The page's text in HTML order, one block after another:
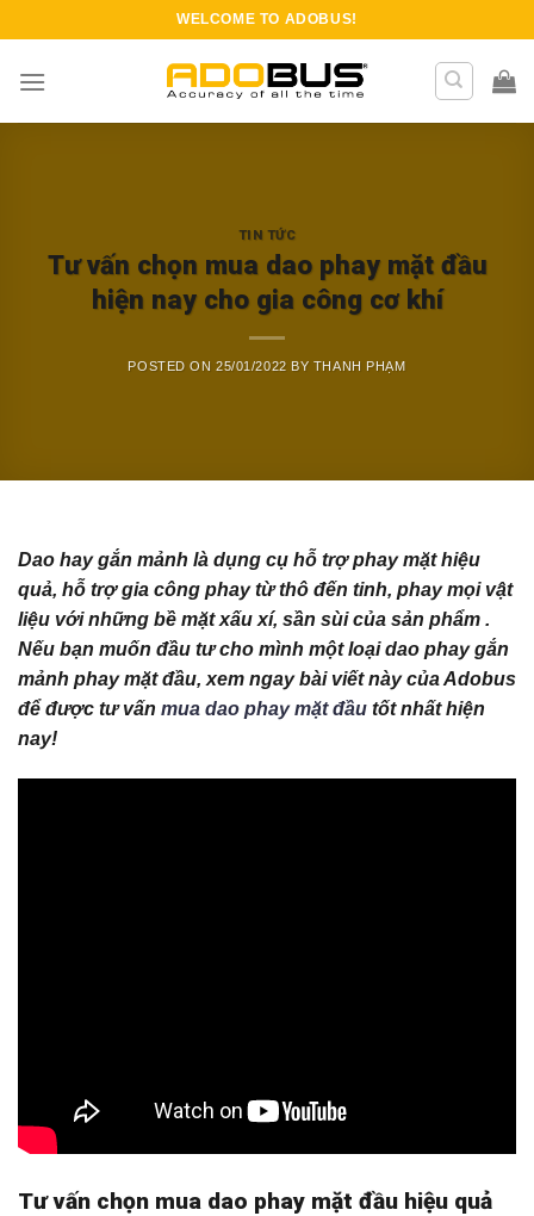
to
content
WELCOME TO ADOBUS!
TIN TỨC
Tư vấn chọn mua dao phay mặt đầu
hiện nay cho gia công cơ khí
POSTED ON25/01/2022 BY THANH PHẠM
Dao hay gắn mảnh là dụng cụ hỗ trợ phay mặt hiệu
quả, hỗ trợ gia công phay từ thô đến tinh, phay mọi vật
liệu với những bề mặt xấu xí, sần sùi của sản phẩm .
Nếu bạn muốn đầu tư cho mình một loại dao phay gắn
mảnh phay mặt đầu, xem ngay bài viết này của Adobus
để được tư vấn mua dao phay mặt đầu tốt nhất hiện
nay!
Tư vấn chọn mua dao phay mặt đầu hiệu quả